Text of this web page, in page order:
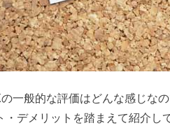
一般的な評価はどんな感じな
・デメリットを踏まえて紹介し